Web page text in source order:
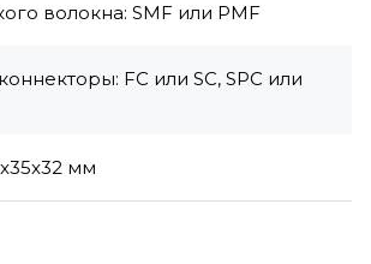
волокна: SMF или PMF
FC или SC, SPC или
мм